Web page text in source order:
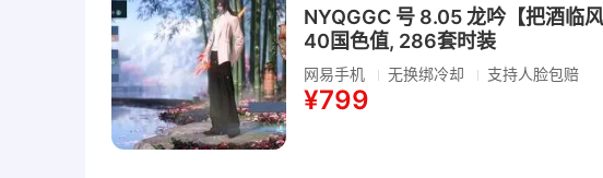
NYQGGC 号 8.05 龙吟【把酒临
40国色值, 286套时装
网易手机 无换绑冷却 支持人脸包赔
¥799